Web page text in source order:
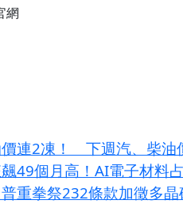
網
價連2凍！ 下週汽、柴油
飆49個月高！AI電子材
普重拳祭232條款加徵多